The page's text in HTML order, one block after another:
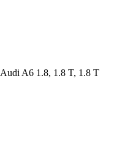
Audi A6 1.8, 1.8 T, 1.8 T